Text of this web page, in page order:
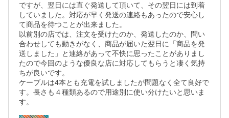
ですが、翌日には直ぐ発送して頂いて、その翌日には到着
していました。対応が早く発送の連絡もあったので安心し
て商品を待つことが出来ました。
以前別の店では、注文を受けたのか、発送したのか、問い
合わせしても動きがなく、商品が届いた翌日に「商品を発
送しました」と連絡があって不快に思ったことがありまし
たので今回のような優良な店に対応してもらうと凄く気持
ちが良いです。
ケーブルは4本とも充電を試しましたが問題なく全て良好で
す。長さも４種類あるので用途別に使い分けたいと思いま
す。